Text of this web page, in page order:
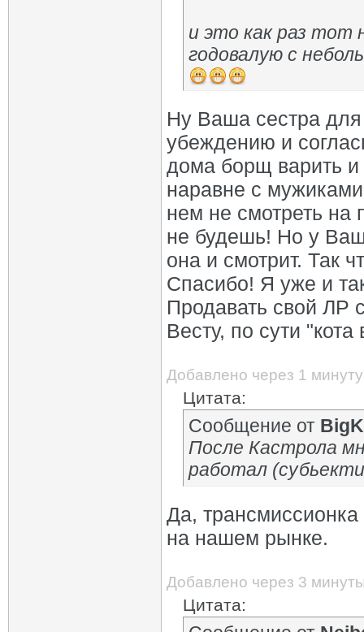
и это как раз тот
годовалую с
Ну Ваша сестра для
убеждению и
дома борщ варить и
наравне с
нем не смотреть на
не будешь! Но у
она и смотрит. Так
Спасибо! Я уже и
Продавать свой ЛР
Весту, по сути
Добавлено через 1 минуту
Цитата:
Сообщение от
После Кастрола
работал
Да,
на нашем рынке.
Добавлено через 3
Цитата: